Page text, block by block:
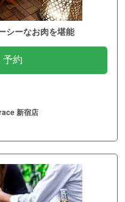
シーなお肉を堪能
予約
新宿店